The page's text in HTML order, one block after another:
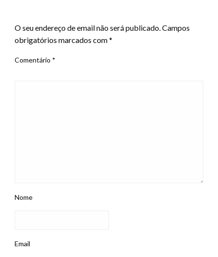
O seu endereço de email não será publicado.Campos
obrigatórios marcados com*
Comentário *
Nome
Email